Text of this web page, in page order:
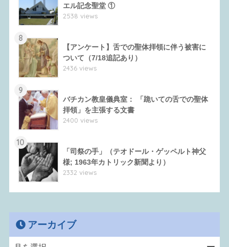
エル記念聖堂 ①
2538 views
8
【アンケート】舌での聖体拝領に伴う被害に
ついて（7/18追記あり）
2436 views
9
バチカン教皇儀典室： 「跪いての舌での聖体
拝領」を主張する文書
2400 views
10
「司祭の手」（テオドール・ゲッペルト神父
様; 1963年カトリック新聞より）
2332 views
アーカイブ